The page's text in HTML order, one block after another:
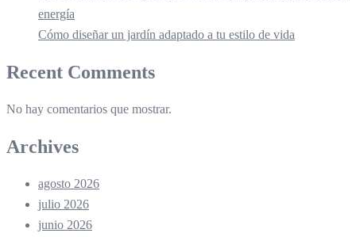
energía
Cómo diseñar un jardín adaptado a tu estilo de vida
Recent Comments
No hay comentarios que mostrar.
Archives
agosto 2026
julio 2026
junio 2026